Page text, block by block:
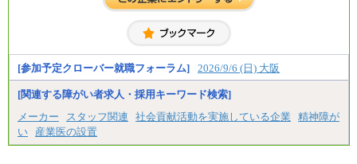
[参加予定クローバー就職フォーラム] 2026/9/6 (日) 大阪
[関連する障がい者求人・採用キーワード検索]
メーカー
スタッフ関連 社会貢献活動を実施している企業
精神障が
い
産業医の設置